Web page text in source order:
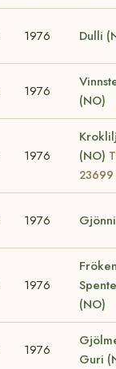
1976 Dulli
1976
(NO)
1976
(NO)
23699
1976
1976
(NO)
1976
Guri